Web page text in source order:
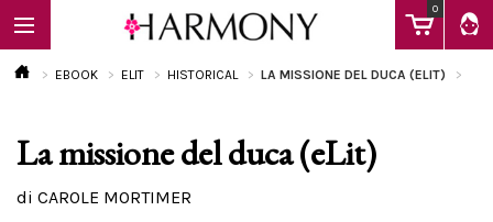
0
EBOOK
EBOOK ELIT HISTORICAL LA MISSIONE DEL DUCA (ELIT)
La missione del duca (eLit)
di CAROLE MORTIMER